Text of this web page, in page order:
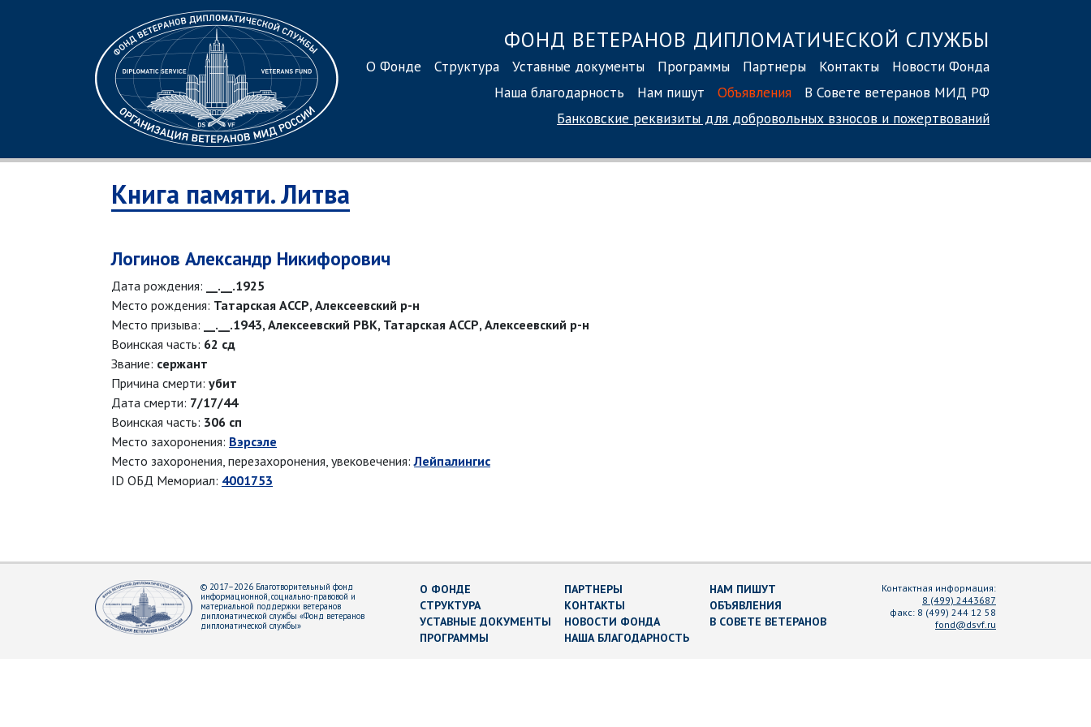
ФОНД ВЕТЕРАНОВ ДИПЛОМАТИЧЕСКОЙ СЛУЖБЫ
О Фонде Структура Уставные документы Программы Партнеры Контакты
Новости Фонда
Наша благодарность
Нам пишут Объявления
В Совете ветеранов МИД РФ
Банковские реквизиты для добровольных взносов и пожертвований
Книга памяти. Литва
Логинов Александр Никифорович
Дата рождения:
__.__.1925
Место рождения: Татарская АССР, Алексеевский р-н
Место призыва:
__.__.1943, Алексеевский РВК, Татарская АССР, Алексеевский р-н
Воинская часть: 62 сд
Звание: сержант
Причина смерти: убит
Дата смерти: 7/17/44
Воинская часть: 306 сп
Место захоронения: Вэрсэле
Место захоронения, перезахоронения, увековечения:Лейпалингис
ID ОБД Мемориал: 4001753
© 2017–2026 Благотворительный фонд
информационной, социально-правовой и
материальной поддержки ветеранов
дипломатической службы «Фонд ветеранов
дипломатической службы»
О ФОНДЕ
СТРУКТУРА
УСТАВНЫЕ ДОКУМЕНТЫ
ПРОГРАММЫ
ПАРТНЕРЫ
КОНТАКТЫ
НОВОСТИ ФОНДА
НАША БЛАГОДАРНОСТЬ
НАМ ПИШУТ
ОБЪЯВЛЕНИЯ
В СОВЕТЕ ВЕТЕРАНОВ
Контактная информация:
8 (499) 2443687
факс: 8 (499) 244 12 58
fond@dsvf.ru